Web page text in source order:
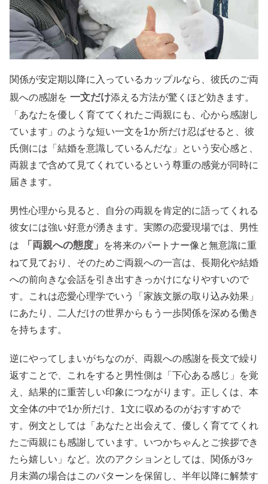
関係が安定期以降に入っているカップルなら、彼氏のご両
親への感謝を 一文だけ添える方法が驚くほど効きます。
「あなたを優しく育ててくれたご両親にも、心から感謝し
ています」のような短い一文を1か所だけ忍ばせると、彼
氏側には「結婚を意識しているんだな」という安心感と、
両親まで含めて見てくれているという尊重の感覚が同時に
届きます。
男性心理から見ると、自分の両親を肯定的に語ってくれる
彼女には強い好意が湧きます。実際の恋愛現場では、男性
は
「両親への態度」
を将来のパートナー像と無意識に重
ねて見ており、そのためご両親への一言は、長期化や結婚
への前向きな会話を引き出すきっかけになりやすいので
す。これは恋愛心理学でいう「家族文脈の取り込み効果」
にあたり、二人だけの世界からもう一歩関係を深める働き
を持ちます。
逆にやってしまいがちなのが、両親への感謝を長文で繰り
返すことで、これをすると男性側は「下心ある感じ」を覚
え、結果的に重苦しい印象につながります。正しくは、本
文全体の中で1か所だけ、1文に収めるのがおすすめで
す。例文としては「あなたと出会えて、優しく育ててくれ
たご両親にも感謝しています。いつかちゃんとご挨拶でき
たら嬉しい」など。次のアクションとしては、関係が3ヶ
月未満の場合はこのパターンを保留し、半年以降に解禁す